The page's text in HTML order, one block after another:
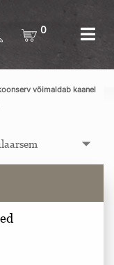
0
võimaldab kaanel